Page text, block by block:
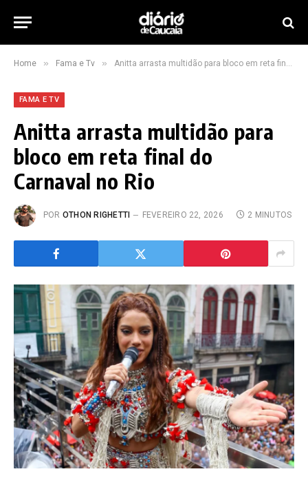
Home » Fama e Tv » Anitta arrasta multidão para bloco em reta final do Carnaval no Rio
FAMA E TV
Anitta arrasta multidão para
bloco em reta final do
Carnaval no Rio
POR OTHON RIGHETTI FEVEREIRO 22, 2026 2 MINUTOS